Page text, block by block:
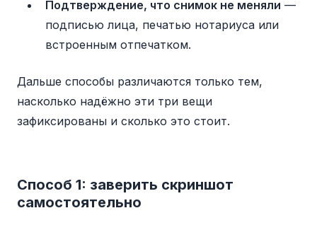
Подтверждение, что снимок не меняли —
подписью лица, печатью нотариуса или
встроенным отпечатком.
Дальше способы различаются только тем,
насколько надёжно эти три вещи
зафиксированы и сколько это стоит.
Способ 1: заверить скриншот
самостоятельно